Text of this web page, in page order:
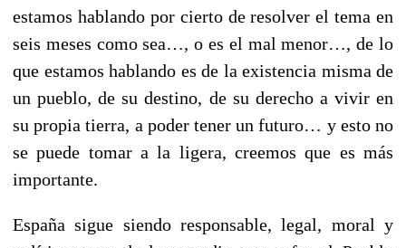
estamos hablando por cierto de resolver el tema en
seis meses como sea…, o es el mal menor…, de lo
que estamos hablando es de la existencia misma de
un pueblo, de su destino, de su derecho a vivir en
su propia tierra, a poder tener un futuro… y esto no
se puede tomar a la ligera, creemos que es más
importante.
España sigue siendo responsable, legal, moral y